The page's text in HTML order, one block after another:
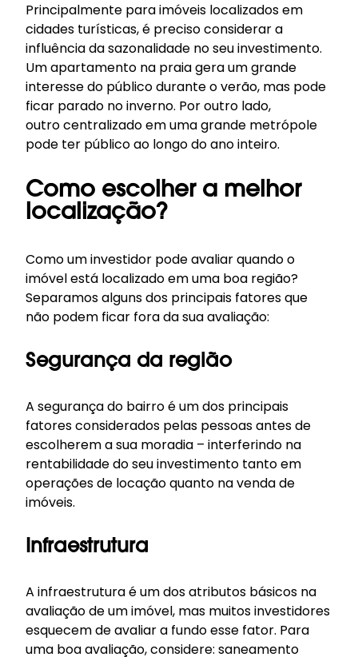
Principalmente para imóveis localizados em
cidades turísticas, é preciso considerar a
influência da sazonalidade no seu investimento.
Um apartamento na praia gera um grande
interesse do público durante o verão, mas pode
ficar parado no inverno. Por outro lado,
outro centralizado em uma grande metrópole
pode ter público ao longo do ano inteiro.
Como escolher a melhor
localização?
Como um investidor pode avaliar quando o
imóvel está localizado em uma boa região?
Separamos alguns dos principais fatores que
não podem ficar fora da sua avaliação:
Segurança da região
A segurança do bairro é um dos principais
fatores considerados pelas pessoas antes de
escolherem a sua moradia – interferindo na
rentabilidade do seu investimento tanto em
operações de locação quanto na venda de
imóveis.
Infraestrutura
A infraestrutura é um dos atributos básicos na
avaliação de um imóvel, mas muitos investidores
esquecem de avaliar a fundo esse fator. Para
uma boa avaliação, considere: saneamento